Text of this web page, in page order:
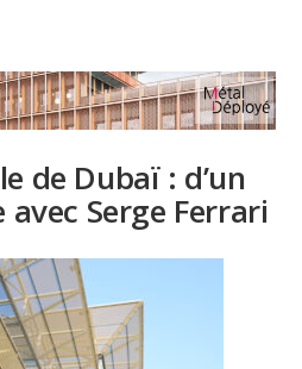
de Dubaï : d’un
Serge Ferrari